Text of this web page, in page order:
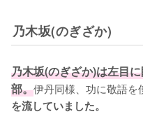
乃木坂(のぎざか)
乃木坂(のぎざか)は左目
部。伊丹同様、功に敬語を
を流していました。